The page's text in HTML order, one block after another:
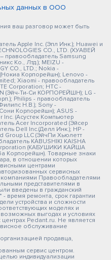
данных в ООО
ваш разговор может быть
Apple Inc. (Эпл Инк.); Huawei и
CO., LTD. (ХУАВЕЙ
Samsung
Ко., Лтд.); MEIZU -
CO., LTD.; Nokia -
Корпорейшн); Lenovo -
Xiaomi - правообладатель
Corporation; HTC -
(Эйч-Ти-Си КОРПОРЕЙШН); LG -
Philips - правообладатель
Н.В.); Sony -
Корпорейшн); ASUS -
Inc. (Асустек Компьютер
Acer Incorporated (Эйсер
Dell Inc.(Делл Инк.); HP -
Group LLC (ЭйчПи Хьюлетт
KABUSHIKI KAISHA
(КАБУШИКИ КАЙША
Корпорейшн). Товарные знаки
в отношении которых
центрами
сервисных
компаниями Правообладателями
представителями в
введены в гражданский
время ремонта, срок гарантии
устройства и сложности
моделях и
выгодах и условиях
Pedant.ru. Не является
обслуживание
продавца,
сервис центром.
индивидуализации